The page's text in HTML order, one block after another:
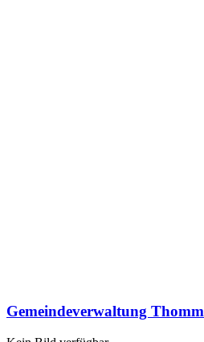
Gemeindeverwaltung Thomm